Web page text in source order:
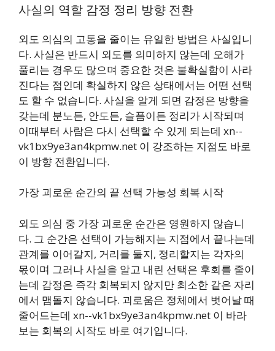
사실의 역할 감정 정리 방향 전환
외도 의심의 고통을 줄이는 유일한 방법은 사실입니
다. 사실은 반드시 외도를 의미하지 않는데 오해가
풀리는 경우도 많으며 중요한 것은 불확실함이 사라
진다는 점인데 확실하지 않은 상태에서는 어떤 선택
도 할 수 없습니다. 사실을 알게 되면 감정은 방향을
갖는데 분노든, 안도든, 슬픔이든 정리가 시작되며
이때부터 사람은 다시 선택할 수 있게 되는데 xn--
vk1bx9ye3an4kpmw.net 이 강조하는 지점도 바로
이 방향 전환입니다.
가장 괴로운 순간의 끝 선택 가능성 회복 시작
외도 의심 중 가장 괴로운 순간은 영원하지 않습니
다. 그 순간은 선택이 가능해지는 지점에서 끝나는데
관계를 이어갈지, 거리를 둘지, 정리할지는 각자의
몫이며 그러나 사실을 알고 내린 선택은 후회를 줄이
는데 감정은 즉각 회복되지 않지만 최소한 같은 자리
에서 맴돌지 않습니다. 괴로움은 정체에서 벗어날 때
줄어드는데 xn--vk1bx9ye3an4kpmw.net 이 바라
보는 회복의 시작도 바로 여기입니다.